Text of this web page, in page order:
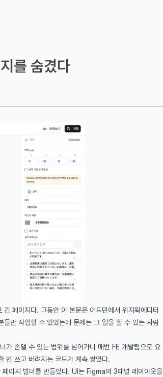
를 숨겼다
페이지다. 그동안 이 본문은 어드민에서 위지윅에디터
만 작업할 수 있었는데 문제는 그 일을 할 수 있는 사람
가 손댈 수 있는 범위를 넘어가니 매번 FE 개발팀으로 요
번 쓰고 버려지는 코드가 계속 쌓였다.
이지 빌더를 만들었다. UI는 Figma의 3패널 레이아웃을